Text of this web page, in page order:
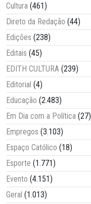
Cultura (461)
Direto da Redação (44)
Edições (238)
Editais (45)
EDITH CULTURA (239)
Editorial (4)
Educação (2.483)
Em Dia com a Política (27)
Empregos (3.103)
Espaço Católico (18)
Esporte (1.771)
Evento (4.151)
Geral (1.013)